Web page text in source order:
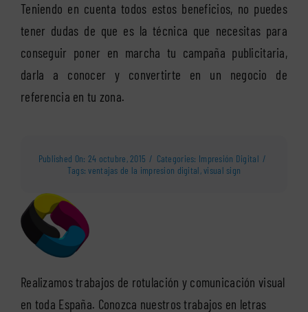
Teniendo en cuenta todos estos beneficios, no puedes
tener dudas de que es la técnica que necesitas para
conseguir poner en marcha tu campaña publicitaria,
darla a conocer y convertirte en un negocio de
referencia en tu zona.
Published On: 24 octubre, 2015 / Categories: Impresión Digital /
Tags:ventajas de la impresion digital,visual sign
Realizamos trabajos de rotulación y comunicación visual
en toda España. Conozca nuestros trabajos en letras